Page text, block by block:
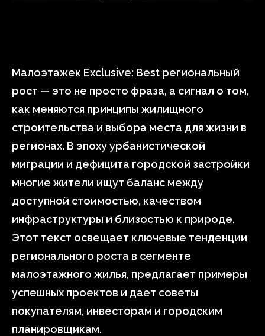
Малоэтажек Exclusive: Best региональный
рост — это не просто фраза, а сигнал о том,
как меняются принципы жилищного
строительства и выбора места для жизни в
регионах. В эпоху урбанистической
миграции и дефицита городской застройки
многие жители ищут баланс между
доступной стоимостью, качеством
инфраструктуры и близостью к природе.
Этот текст освещает ключевые тенденции
регионального роста в сегменте
малоэтажного жилья, предлагает примеры
успешных проектов и дает советы
покупателям, инвесторам и городским
планировщикам.